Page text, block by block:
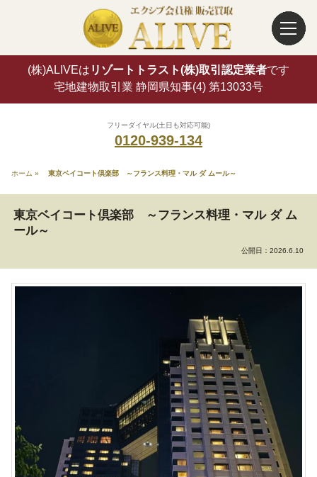
(株)ALIVEは リゾートトラスト(株)取引認定業者です
宅地建物取引業 静岡県知事(4) 第13033号
フリーダイヤル(土日も対応可能)
0120-939-134
ホーム » 東京ベイコート倶楽部 ～フランス料理・マル ダ ムール～
東京ベイコート倶楽部 ～フランス料理・マル ダ ム
ール～
公開日： 2026.6.10